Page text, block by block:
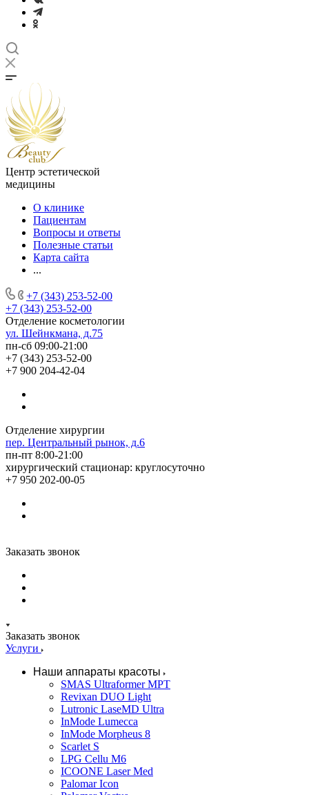
Центр эстетической
медицины
О клинике
Пациентам
Вопросы и ответы
Полезные статьи
Карта сайта
...
+7 (343) 253-52-00
+7 (343) 253-52-00
Отделение косметологии
ул. Шейнкмана, д.75
пн-сб 09:00-21:00
+7 (343) 253-52-00
+7 900 204-42-04
Отделение хирургии
пер. Центральный рынок, д.6
пн-пт 8:00-21:00
хирургический стационар: круглосуточно
+7 950 202-00-05
Заказать звонок
Заказать звонок
Услуги
Наши аппараты красоты
SMAS Ultraformer MPT
Revixan DUO Light
Lutronic LaseMD Ultra
InMode Lumecca
InMode Morpheus 8
Scarlet S
LPG Cellu M6
ICOONE Laser Med
Palomar Icon